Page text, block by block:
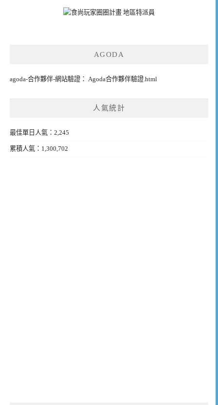
AGODA
agoda-合作夥伴-網站驗證： Agoda合作夥伴驗證.html
人氣統計
最佳單日人氣：2,245
累積人氣：1,300,702